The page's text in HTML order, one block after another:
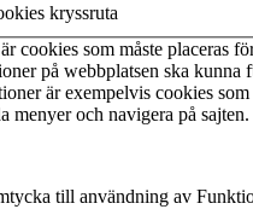
kryssruta
cookies som måste placeras
på webbplatsen ska kunna
är exempelvis cookies
menyer och navigera på sajten.
till användning av